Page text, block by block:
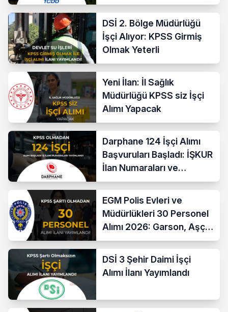
DSİ 2. Bölge Müdürlüğü
İşçi Alıyor: KPSS Girmiş
Olmak Yeterli
Yeni İlan: İl Sağlık
Müdürlüğü KPSS siz İşçi
Alımı Yapacak
Darphane 124 İşçi Alımı
Başvuruları Başladı: İŞKUR
İlan Numaraları ve
Başvuru Ekranı
EGM Polis Evleri ve
Müdürlükleri 30 Personel
Alımı 2026: Garson, Aşçı,
Temizlik ve Teknik
Kadrolar
DSİ 3 Şehir Daimi İşçi
Alımı İlanı Yayımlandı